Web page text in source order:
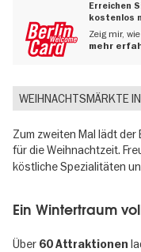
Erreichen
kostenlos
Zeig mir,
mehr
WEIHNACHTSMÄRKTE
Zum zweiten Mal lädt
für die Weihnachtzeit.
köstliche Spezialitäten
Ein Wintertraum
Über 60 Attraktionen